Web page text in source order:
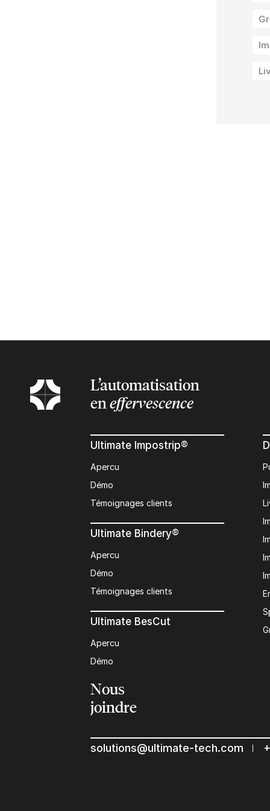
L’automatisation
eneffervescence
Ultimate Impostrip®
Apercu
Démo
Témoignages clients
Ultimate Bindery®
Apercu
Démo
Témoignages clients
Ultimate BesCut
Apercu
Démo
Nous
joindre
solutions@ultimate-tech.com